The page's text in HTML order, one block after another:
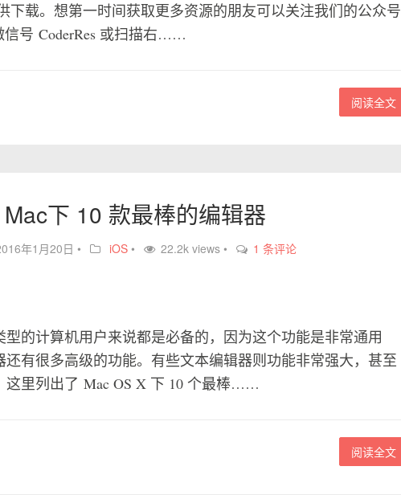
下载。想第一时间获取更多资源的朋友可以关注我们的公众号
信号 CoderRes 或扫描右……
阅读全文
Mac下 10 款最棒的编辑器
年1月20日 • iOS • 22.2k views • 1 条评论
的计算机用户来说都是必备的，因为这个功能是非常通用
还有很多高级的功能。有些文本编辑器则功能非常强大，甚至
这里列出了 Mac OS X 下 10 个最棒……
阅读全文